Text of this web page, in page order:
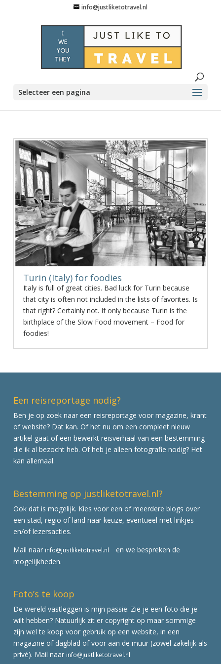
info@justliketotravel.nl
Selecteer een pagina
Turin (Italy) for foodies
Italy is full of great cities. Bad luck for Turin because
that city is often not included in the lists of favorites. Is
that right? Certainly not. If only because Turin is the
birthplace of the Slow Food movement – Food for
foodies!
Een reisreportage nodig?
Ben je op zoek naar een reisreportage voor magazine, krant
of website? Dat kan. Of het nu om een compleet nieuw
artikel gaat of een bewerkt reisverhaal van een bestemming
die ik al bezocht heb. Of heb je alleen fotografie nodig? Het
kan allemaal.
Bestemming op justliketotravel.nl?
Ook dat is mogelijk. Kies voor een of meerdere blogs over
een stad, regio of land naar keuze, eventueel met linkjes
en/of lezersacties.
Mail naar info@justliketotravel.nl
en we bespreken de
mogelijkheden.
Foto’s te koop
De wereld vastleggen is mijn passie. Zie je een foto die je
wilt hebben? Natuurlijk zit er copyright op maar sommige
zijn wel te koop voor gebruik op een website, in een
magazine of dagblad of voor aan de muur (zowel zakelijk als
privé). Mail naar info@justliketotravel.nl